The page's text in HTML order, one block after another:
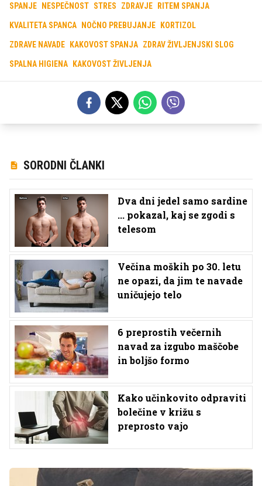
SPANJE NESPEČNOST STRES ZDRAVJE RITEM SPANJA
KVALITETA SPANCA NOČNO PREBUJANJE KORTIZOL
ZDRAVE NAVADE KAKOVOST SPANJA ZDRAV ŽIVLJENJSKI SLOG
SPALNA HIGIENA KAKOVOST ŽIVLJENJA
SORODNI ČLANKI
Dva dni jedel samo sardine
... pokazal, kaj se zgodi s
telesom
Večina moških po 30. letu
ne opazi, da jim te navade
uničujejo telo
6 preprostih večernih
navad za izgubo maščobe
in boljšo formo
Kako učinkovito odpraviti
bolečine v križu s
preprosto vajo